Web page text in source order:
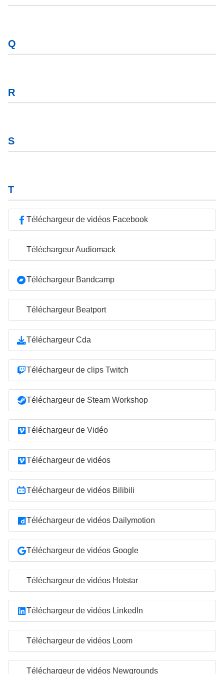
Q
R
S
T
Téléchargeur de vidéos Facebook
Téléchargeur Audiomack
Téléchargeur Bandcamp
Téléchargeur Beatport
Téléchargeur Cda
Téléchargeur de clips Twitch
Téléchargeur de Steam Workshop
Téléchargeur de Vidéo
Téléchargeur de vidéos
Téléchargeur de vidéos Bilibili
Téléchargeur de vidéos Dailymotion
Téléchargeur de vidéos Google
Téléchargeur de vidéos Hotstar
Téléchargeur de vidéos LinkedIn
Téléchargeur de vidéos Loom
Téléchargeur de vidéos Newgrounds